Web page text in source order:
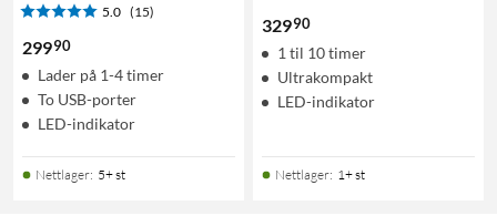
5.0 (15)
29990
Lader på 1-4 timer
To USB-porter
LED-indikator
Nettlager: 5+ st
32990
1 til 10 timer
Ultrakompakt
LED-indikator
Nettlager: 1+ st